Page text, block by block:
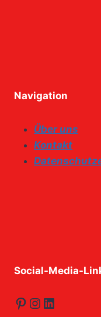
Navigation
Über uns
Kontakt
Social-Media-
Pinterest
Instagram
LinkedIn